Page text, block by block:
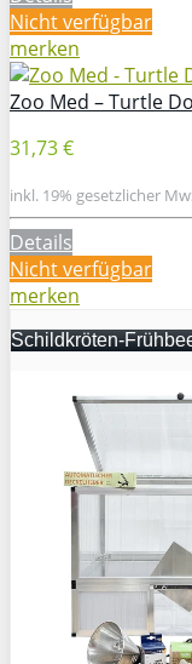
Nicht verfügbar
merken
Zoo Med – Turtle
31,73 €
inkl. 19% gesetzlicher
Details
Nicht verfügbar
merken
Schildkröten-